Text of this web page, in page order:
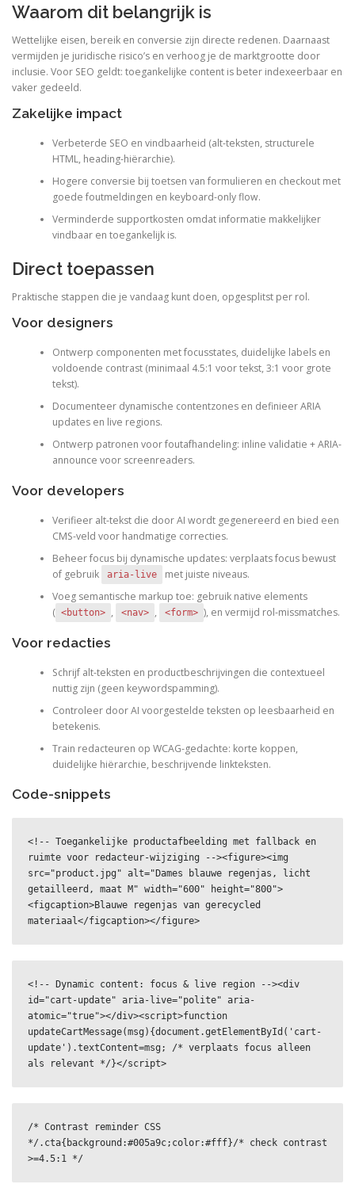
Waarom dit belangrijk is
Wettelijke eisen, bereik en conversie zijn directe redenen. Daarnaast
vermijden je juridische risico’s en verhoog je de marktgrootte door
inclusie. Voor SEO geldt: toegankelijke content is beter indexeerbaar en
vaker gedeeld.
Zakelijke impact
Verbeterde SEO en vindbaarheid (alt-teksten, structurele
HTML, heading-hiërarchie).
Hogere conversie bij toetsen van formulieren en checkout met
goede foutmeldingen en keyboard-only flow.
Verminderde supportkosten omdat informatie makkelijker
vindbaar en toegankelijk is.
Direct toepassen
Praktische stappen die je vandaag kunt doen, opgesplitst per rol.
Voor designers
Ontwerp componenten met focusstates, duidelijke labels en
voldoende contrast (minimaal 4.5:1 voor tekst, 3:1 voor grote
tekst).
Documenteer dynamische contentzones en definieer ARIA
updates en live regions.
Ontwerp patronen voor foutafhandeling: inline validatie + ARIA-
announce voor screenreaders.
Voor developers
Verifieer alt-tekst die door AI wordt gegenereerd en bied een
CMS-veld voor handmatige correcties.
Beheer focus bij dynamische updates: verplaats focus bewust
of gebruik
aria-live
met juiste niveaus.
Voeg semantische markup toe: gebruik native elements
( <button> , <nav> , <form> ), en vermijd rol-missmatches.
Voor redacties
Schrijf alt-teksten en productbeschrijvingen die contextueel
nuttig zijn (geen keywordspamming).
Controleer door AI voorgestelde teksten op leesbaarheid en
betekenis.
Train redacteuren op WCAG-gedachte: korte koppen,
duidelijke hiërarchie, beschrijvende linkteksten.
Code-snippets
<!-- Toegankelijke productafbeelding met fallback en
ruimte voor redacteur-wijziging --><figure><img
src="product.jpg" alt="Dames blauwe regenjas, licht
getailleerd, maat M" width="600" height="800">
<figcaption>Blauwe regenjas van gerecycled
materiaal</figcaption></figure>
<!-- Dynamic content: focus & live region --><div
id="cart-update" aria-live="polite" aria-
atomic="true"></div><script>function
updateCartMessage(msg){document.getElementById('cart-
update').textContent=msg; /* verplaats focus alleen
als relevant */}</script>
/* Contrast reminder CSS
*/.cta{background:#005a9c;color:#fff}/* check contrast
>=4.5:1 */